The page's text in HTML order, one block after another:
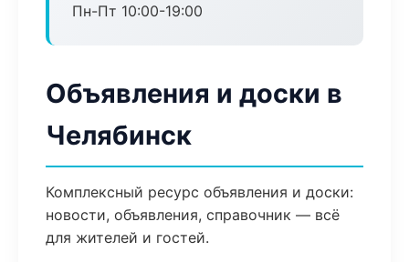
Пн-Пт 10:00-19:00
Объявления и доски в
Челябинск
Комплексный ресурс объявления и доски:
новости, объявления, справочник — всё
для жителей и гостей.